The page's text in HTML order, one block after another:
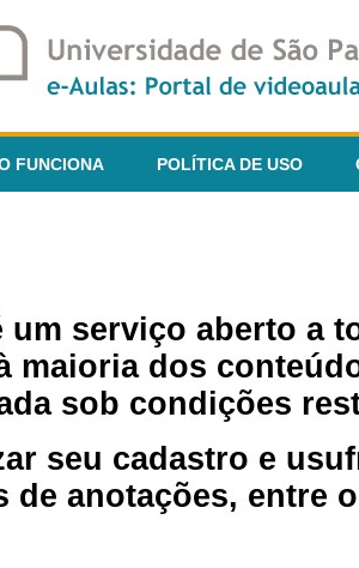
FUNCIONA POLÍTICA DE USO
um serviço aberto a
maioria dos
sob condições
seu cadastro e
de anotações, entre